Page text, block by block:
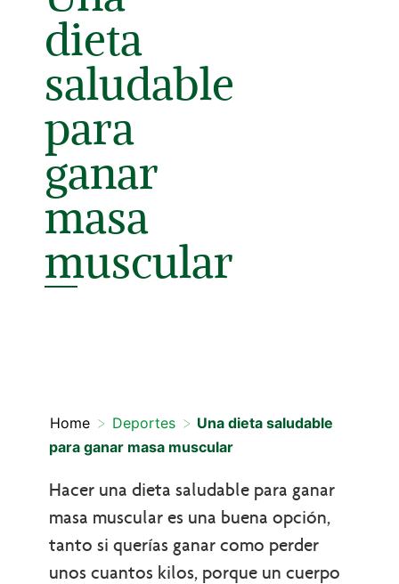
dieta
saludable
para
ganar
masa
muscular
Home > Deportes > Una dieta saludable
para ganar masa muscular
Hacer una dieta saludable para ganar
masa muscular es una buena opción,
tanto si querías ganar como perder
unos cuantos kilos, porque un cuerpo